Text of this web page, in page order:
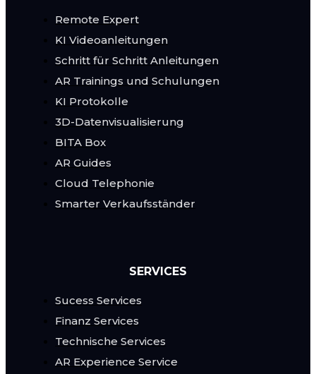
Remote Expert
KI Videoanleitungen
Schritt für Schritt Anleitungen
AR Trainings und Schulungen
KI Protokolle
3D-Datenvisualisierung
BITA Box
AR Guides
Cloud Telephonie
Smarter Verkaufsständer
SERVICES
Sucess Services
Finanz Services
Technische Services
AR Experience Service